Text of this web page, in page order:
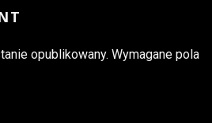
opublikowany. Wymagane pola